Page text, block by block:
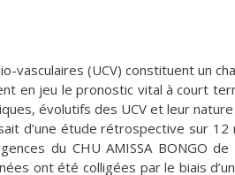
vasculaires (UCV) constituent un
en jeu le pronostic vital à court
évolutifs des UCV et leur
d’une étude rétrospective sur
du CHU AMISSA BONGO
ont été colligées par le biais